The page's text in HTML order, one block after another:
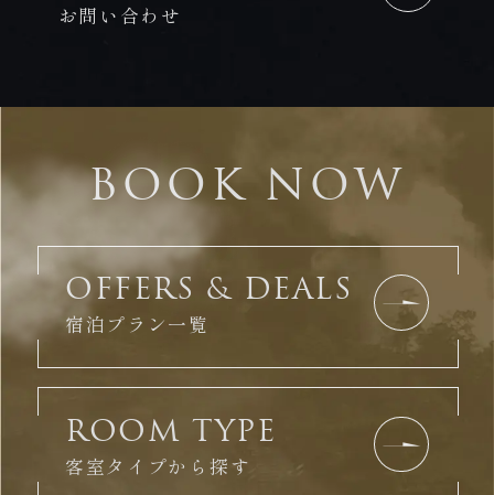
お問い合わせ
BOOK NOW
OFFERS & DEALS
宿泊プラン一覧
ROOM TYPE
客室タイプから探す